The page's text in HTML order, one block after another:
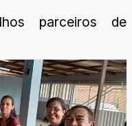
parceiros de